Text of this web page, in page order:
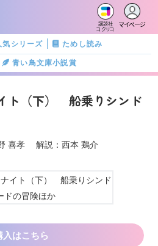
講談社
コクリコ
マイページ
気シリーズ
ためし読み
青い鳥文庫小説賞
ト（下） 船乗りシンド
喜孝 解説：西本 鶏介
入はこちら